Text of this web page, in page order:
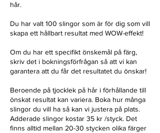
hår.
Du har valt 100 slingor som är för dig som vill
skapa ett hållbart resultat med WOW-effekt!
Om du har ett specifikt önskemål på färg,
skriv det i bokningsförfrågan så att vi kan
garantera att du får det resultatet du önskar!
Beroende på tjocklek på hår i förhållande till
önskat resultat kan variera. Boka hur många
slingor du vill ha så kan vi justera på plats.
Adderade slingor kostar 35 kr /styck. Det
finns alltid mellan 20-30 stycken olika färger